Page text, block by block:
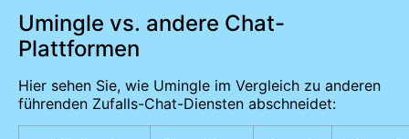
Umingle vs. andere Chat-
Plattformen
Hier sehen Sie, wie Umingle im Vergleich zu anderen
führenden Zufalls-Chat-Diensten abschneidet: